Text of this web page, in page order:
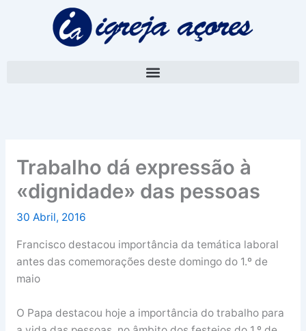
Trabalho dá expressão à
«dignidade» das pessoas
30 Abril, 2016
Francisco destacou importância da temática laboral
antes das comemorações deste domingo do 1.º de
maio
O Papa destacou hoje a importância do trabalho para